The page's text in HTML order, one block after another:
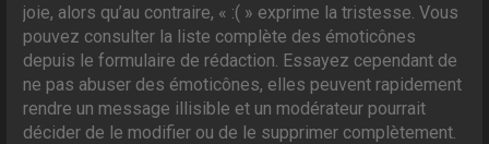
joie, alors qu’au contraire, « :( » exprime la tristesse. Vous
pouvez consulter la liste complète des émoticônes
depuis le formulaire de rédaction. Essayez cependant de
ne pas abuser des émoticônes, elles peuvent rapidement
rendre un message illisible et un modérateur pourrait
décider de le modifier ou de le supprimer complètement.